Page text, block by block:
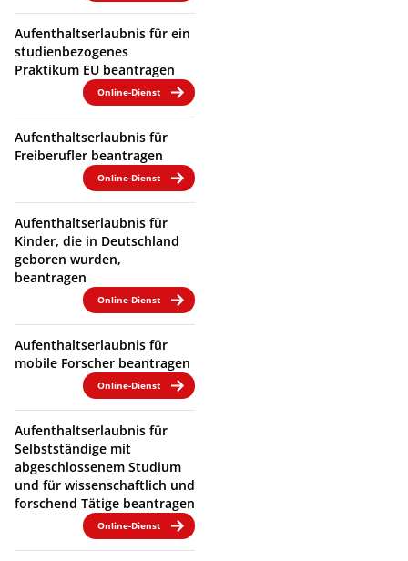
Aufenthaltserlaubnis für ein
studienbezogenes
Praktikum EU beantragen
Online-Dienst
Aufenthaltserlaubnis für
Freiberufler beantragen
Online-Dienst
Aufenthaltserlaubnis für
Kinder, die in Deutschland
geboren wurden,
beantragen
Online-Dienst
Aufenthaltserlaubnis für
mobile Forscher beantragen
Online-Dienst
Aufenthaltserlaubnis für
Selbstständige mit
abgeschlossenem Studium
und für wissenschaftlich und
forschend Tätige beantragen
Online-Dienst